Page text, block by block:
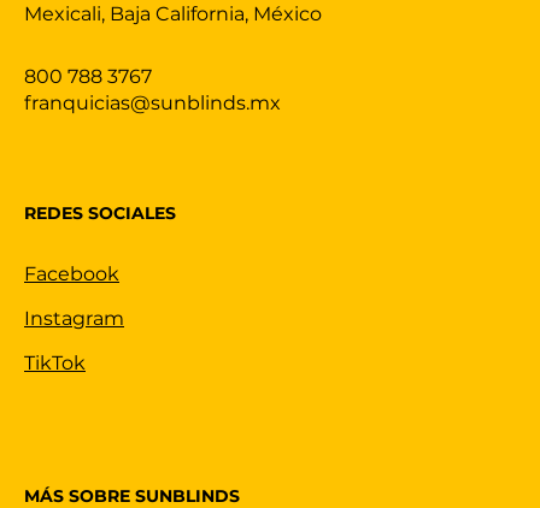
800 788 3767
franquicias@sunblinds.mx
Mexicali, Baja California, México
REDES SOCIALES
Facebook
Instagram
TikTok
MÁS SOBRE SUNBLINDS